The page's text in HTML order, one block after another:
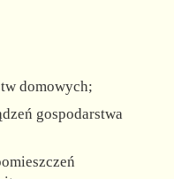
domowych;
gospodarstwa